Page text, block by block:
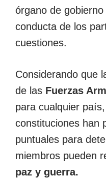
órgano de
conducta de los
cuestiones.
Considerando que
de las Fuerzas
para cualquier
constituciones han
puntuales para
miembros pueden
paz y guerra.